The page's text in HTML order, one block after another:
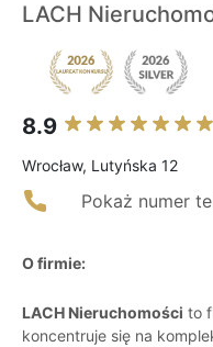
LACH
8.9
Wrocław, Lutyńska 12
Pokaż numer
O firmie:
LACH Nieruchomości to
koncentruje się na